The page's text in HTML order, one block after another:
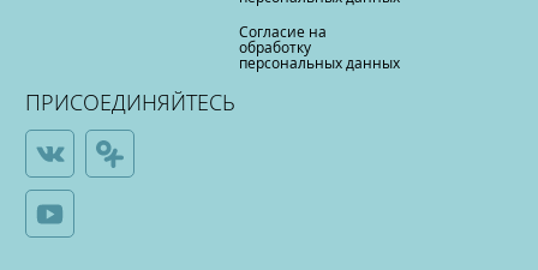
Согласие на
обработку
персональных данных
ПРИСОЕДИНЯЙТЕСЬ